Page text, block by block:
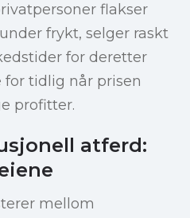
flakser
frykt, selger raskt
for deretter
for tidlig når prisen
profitter.
atferd:
mellom